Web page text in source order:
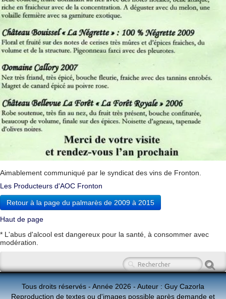
Aimablement communiqué par le syndicat des vins de Fronton.
Les Producteurs d'AOC Fronton
Retour à la page du palmarès de 2009 à 2015
Haut de page
* L'abus d'alcool est dangereux pour la santé, à consommer avec
modération.
Tous droits réservés - Année 2026 - Auteur : Guy Cazorla
Reproduction de textes ou d'images possible après demande et